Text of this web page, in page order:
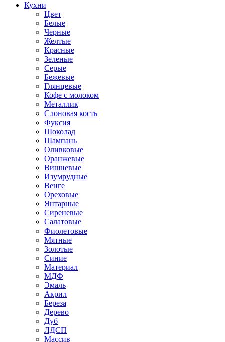
Кухни
Цвет
Белые
Черные
Желтые
Красные
Зеленые
Серые
Бежевые
Глянцевые
Кофе с молоком
Металлик
Слоновая кость
Фуксия
Шоколад
Шампань
Оливковые
Оранжевые
Вишневые
Изумрудные
Венге
Ореховые
Янтарные
Сиреневые
Салатовые
Фиолетовые
Мятные
Золотые
Синие
Материал
МДФ
Эмаль
Акрил
Береза
Дерево
Дуб
ЛДСП
Массив